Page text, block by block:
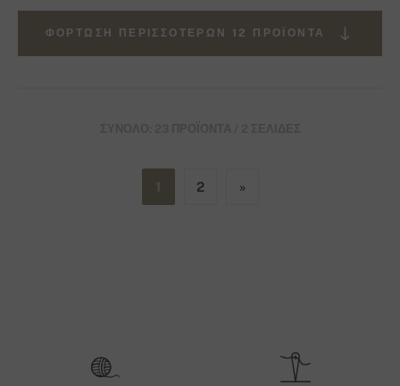
ΦΌΡΤΩΣΗ ΠΕΡΙΣΣΌΤΕΡΩΝ 12 ΠΡΟΪΌΝΤΑ
2 »